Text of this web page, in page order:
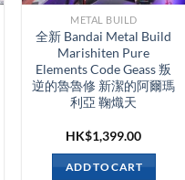
METAL BUILD
全新 Bandai Metal Build
Marishiten Pure
Elements Code Geass 叛
逆的魯魯修 新潔的阿爾瑪
利亞 鞠熾天
HK$1,399.00
ADD TO CART